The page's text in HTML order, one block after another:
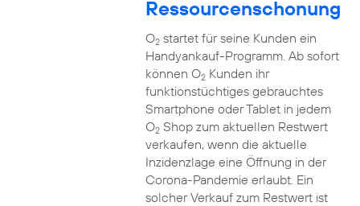
Ressourcenschonung
O2startet für seine Kunden ein
Handyankauf-Programm. Ab sofort
können O2Kunden ihr
funktionstüchtiges gebrauchtes
Smartphone oder Tablet in jedem
O2Shop zum aktuellen Restwert
verkaufen, wenn die aktuelle
Inzidenzlage eine Öffnung in der
Corona-Pandemie erlaubt. Ein
solcher Verkauf zum Restwert ist